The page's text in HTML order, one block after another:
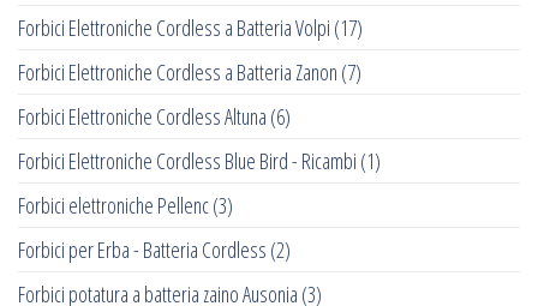
Forbici Elettroniche Cordless a Batteria Volpi (17)
Forbici Elettroniche Cordless a Batteria Zanon (7)
Forbici Elettroniche Cordless Altuna (6)
Forbici Elettroniche Cordless Blue Bird - Ricambi (1)
Forbici elettroniche Pellenc(3)
Forbici per Erba - Batteria Cordless (2)
Forbici potatura a batteria zaino Ausonia (3)